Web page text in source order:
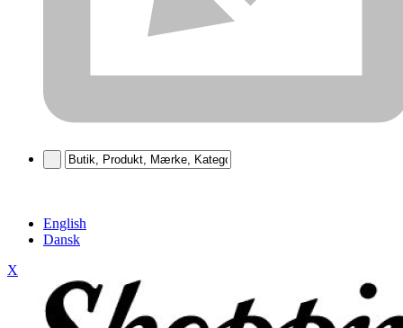
English
Dansk
X